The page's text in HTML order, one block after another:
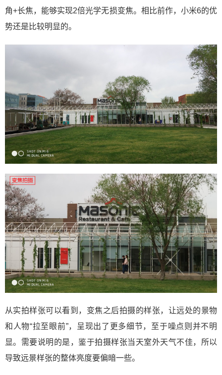
角+长焦，能够实现2倍光学无损变焦。相比前作，小米6的优
势还是比较明显的。
从实拍样张可以看到，变焦之后拍摄的样张，让远处的景物
和人物“拉至眼前”，呈现出了更多细节，至于噪点则并不明
显。需要说明的是，鉴于拍摄样张当天室外天气不佳，所以
导致远景样张的整体亮度要偏暗一些。